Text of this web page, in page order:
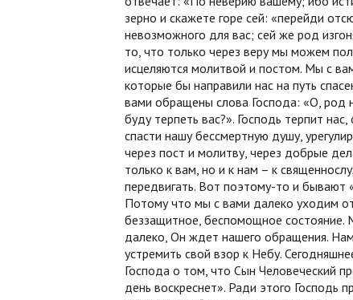
зерно и скажете горе сей: «перейди
невозможного для вас; сей же род
то, что только через веру мы можем
исцеляются молитвой и постом. Мы с
которые бы направили нас на путь
вами обращены слова Господа: «О, род
буду терпеть вас?». Господь терпит
спасти нашу бессмертную душу,
через пост и молитву, через добрые
только к вам, но и к нам – к
передвигать. Вот поэтому-то и бывают
Потому что мы с вами далеко уходим
беззащитное, беспомощное состояние.
далеко, Он ждет нашего обращения.
устремить свой взор к Небу.
Господа о том, что Сын Человеческий
день воскреснет». Ради этого Господь